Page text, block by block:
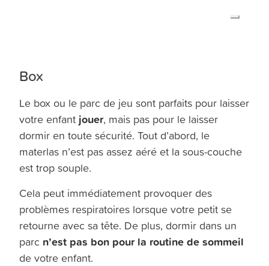
Box
Le box ou le parc de jeu sont parfaits pour laisser
votre enfant jouer, mais pas pour le laisser
dormir en toute sécurité. Tout d’abord, le
materlas n’est pas assez aéré et la sous-couche
est trop souple.
Cela peut immédiatement provoquer des
problèmes respiratoires lorsque votre petit se
retourne avec sa tête. De plus, dormir dans un
parc n’est pas bon pour la routine de sommeil
de votre enfant.